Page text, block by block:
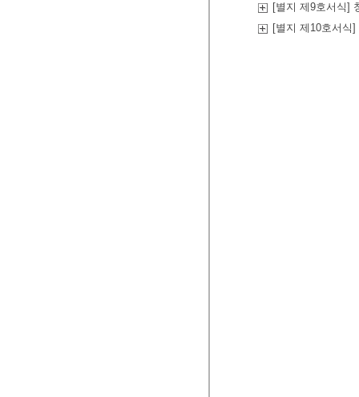
[별지 제9호서식]
[별지 제10호서식